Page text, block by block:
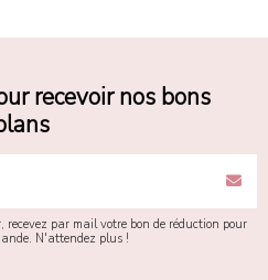
recevoir nos bons
par mail votre bon de réduction pour
N'attendez plus !